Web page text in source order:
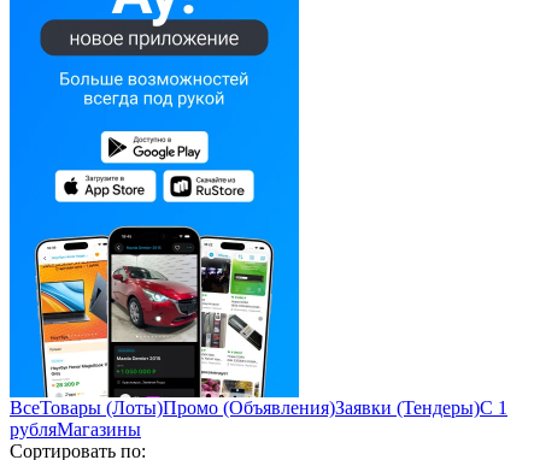
ВсеТовары (Лоты)Промо (Объявления)Заявки (Тендеры)С 1
рубляМагазины
Сортировать по: